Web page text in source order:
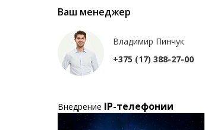
Ваш менеджер
Владимир Пинчук
+375 (17) 388-27-00
Внедрение IP-телефонии